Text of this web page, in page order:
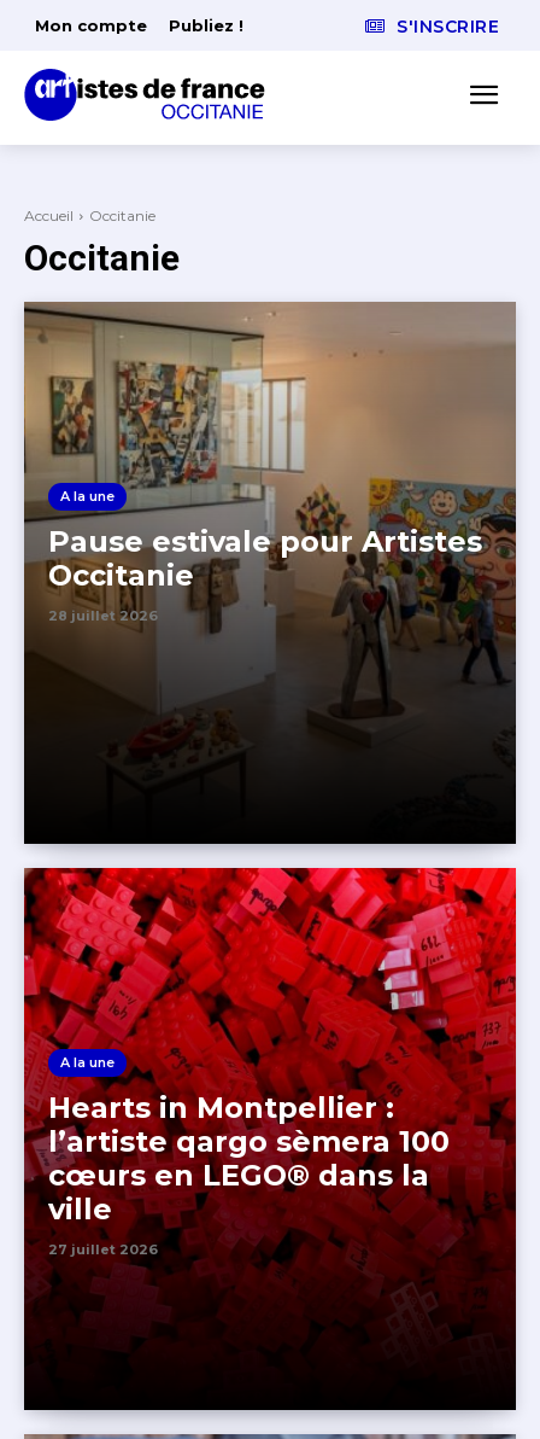
Mon compte Publiez ! S'INSCRIRE
Accueil Occitanie
Occitanie
A la une
Pause estivale pour Artistes
Occitanie
28 juillet 2026
A la une
Hearts in Montpellier :
l’artiste qargo sèmera 100
cœurs en LEGO® dans la
ville
27 juillet 2026